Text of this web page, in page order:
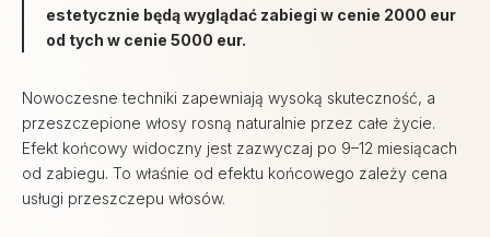
estetycznie będą wyglądać zabiegi w cenie 2000 eur
od tych w cenie 5000 eur.
Nowoczesne techniki zapewniają wysoką skuteczność, a
przeszczepione włosy rosną naturalnie przez całe życie.
Efekt końcowy widoczny jest zazwyczaj po 9–12 miesiącach
od zabiegu. To właśnie od efektu końcowego zależy cena
usługi przeszczepu włosów.